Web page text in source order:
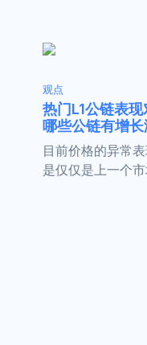
观点
热门L1公链表
哪些公链有增长
目前价格的异常
是仅仅是上一个